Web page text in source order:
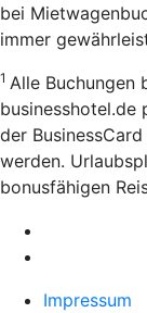
bei
immer
1 Alle Buchungen
businesshotel.de
der
werden.
bonusfähigen
Impressum